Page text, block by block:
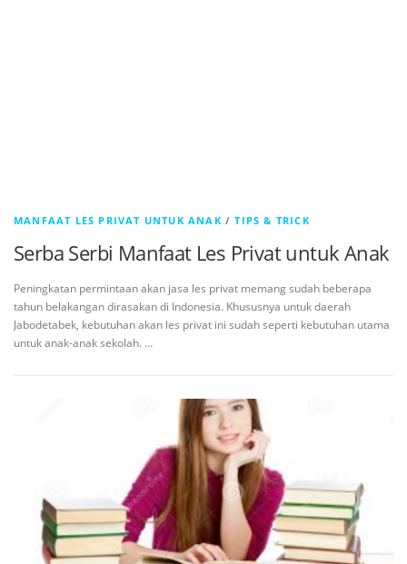
MANFAAT LES PRIVAT UNTUK ANAK /TIPS & TRICK
Serba Serbi Manfaat Les Privat untuk Anak
Peningkatan permintaan akan jasa les privat memang sudah beberapa
tahun belakangan dirasakan di Indonesia. Khususnya untuk daerah
Jabodetabek, kebutuhan akan les privat ini sudah seperti kebutuhan utama
untuk anak-anak sekolah. …